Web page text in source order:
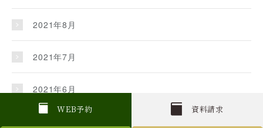
W EB予約 資料請求
2021年8月
2021年7月
2021年6月